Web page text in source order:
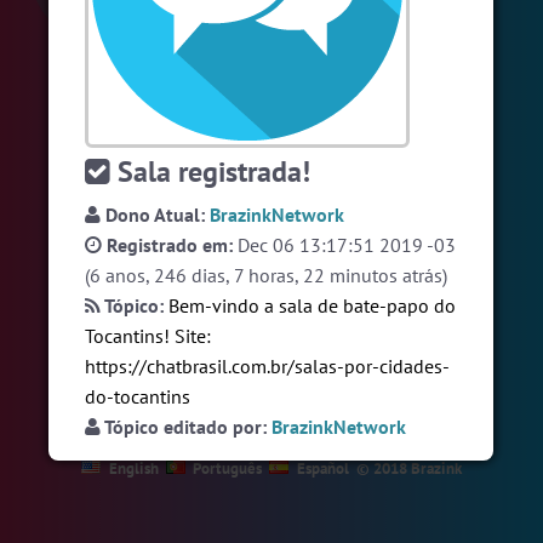
#Denuncias
6 pessoas
#Novanativa
6 pessoas
#Sexo
+18
5 pessoas
Ver todas as salas
🎁 Promoção 🛍 Crie seu Chat e Rádio 📻
com Site e Chat Bot 🤖 de Pedidos.
English Português Español © 2018 Brazink
Sala registrada!
Dono Atual: BrazinkNetwork
Registrado em: Dec 06 13:17:51 2019 -03
(6 anos, 246 dias, 7 horas, 22 minutos atrás)
Tópico: Bem-vindo a sala de bate-papo do
Tocantins! Site:
https://chatbrasil.com.br/salas-por-cidades-
do-tocantins
Tópico editado por: BrazinkNetwork